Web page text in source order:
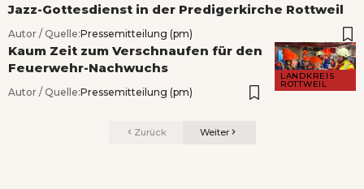
Jazz-Gottesdienst in der Predigerkirche Rottweil
Autor / Quelle:Pressemitteilung (pm)
LANDKREIS
ROTTWEIL
Kaum Zeit zum Verschnaufen für den
Feuerwehr-Nachwuchs
Autor / Quelle:Pressemitteilung (pm)
Zurück Weiter